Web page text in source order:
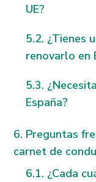
UE?
¿Tienes
renovarlo en
España?
Preguntas
carnet de
¿Cada